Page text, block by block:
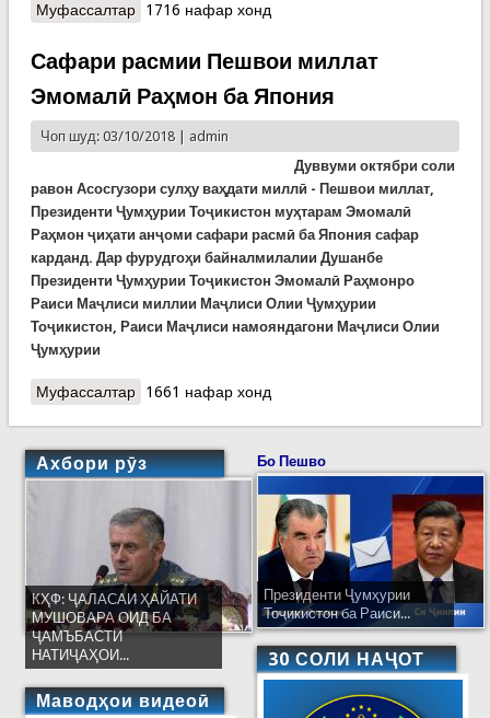
Муфассалтаро Кумитаи ҳолатҳои фавқулодда соҳиби бинои
1716 нафар хонд
Сафари расмии Пешвои миллат
Эмомалӣ Раҳмон ба Япония
Чоп шуд: 03/10/2018 | admin
Дуввуми октябри соли
равон Асосгузори сулҳу ваҳдати миллӣ - Пешвои миллат,
Президенти Ҷумҳурии Тоҷикистон муҳтарам Эмомалӣ
Раҳмон ҷиҳати анҷоми сафари расмӣ ба Япония сафар
карданд. Дар фурудгоҳи байналмилалии Душанбе
Президенти Ҷумҳурии Тоҷикистон Эмомалӣ Раҳмонро
Раиси Маҷлиси миллии Маҷлиси Олии Ҷумҳурии
Тоҷикистон, Раиси Маҷлиси намояндагони Маҷлиси Олии
Ҷумҳурии
Муфассалтаро Сафари расмии Пешвои миллат Эмомалӣ
1661 нафар хонд
Ахбори рӯз
КҲФ: ҶАЛАСАИ ҲАЙАТИ
МУШОВАРА ОИД БА
ҶАМЪБАСТИ
НАТИҶАҲОИ...
Маводҳои видеоӣ
Бо Пешво
Президенти Ҷумҳурии
Тоҷикистон ба Раиси...
30 СОЛИ НАҶОТ